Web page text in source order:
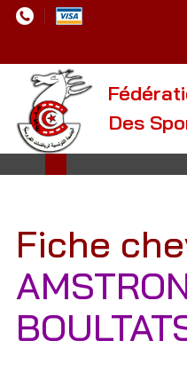
Des
Fiche